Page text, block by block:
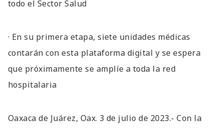
todo el Sector Salud
· En su primera etapa, siete unidades médicas
contarán con esta plataforma digital y se espera
que próximamente se amplíe a toda la red
hospitalaria
Oaxaca de Juárez, Oax. 3 de julio de 2023.- Con la